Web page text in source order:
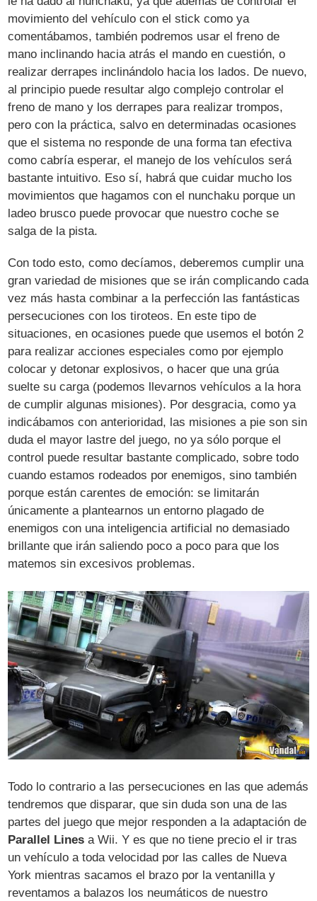
movimiento del vehículo con el stick como ya
comentábamos, también podremos usar el freno de
mano inclinando hacia atrás el mando en cuestión, o
realizar derrapes inclinándolo hacia los lados. De nuevo,
al principio puede resultar algo complejo controlar el
freno de mano y los derrapes para realizar trompos,
pero con la práctica, salvo en determinadas ocasiones
que el sistema no responde de una forma tan efectiva
como cabría esperar, el manejo de los vehículos será
bastante intuitivo. Eso sí, habrá que cuidar mucho los
movimientos que hagamos con el nunchaku porque un
ladeo brusco puede provocar que nuestro coche se
salga de la pista.
Con todo esto, como decíamos, deberemos cumplir una
gran variedad de misiones que se irán complicando cada
vez más hasta combinar a la perfección las fantásticas
persecuciones con los tiroteos. En este tipo de
situaciones, en ocasiones puede que usemos el botón 2
para realizar acciones especiales como por ejemplo
colocar y detonar explosivos, o hacer que una grúa
suelte su carga (podemos llevarnos vehículos a la hora
de cumplir algunas misiones). Por desgracia, como ya
indicábamos con anterioridad, las misiones a pie son sin
duda el mayor lastre del juego, no ya sólo porque el
control puede resultar bastante complicado, sobre todo
cuando estamos rodeados por enemigos, sino también
porque están carentes de emoción: se limitarán
únicamente a plantearnos un entorno plagado de
enemigos con una inteligencia artificial no demasiado
brillante que irán saliendo poco a poco para que los
matemos sin excesivos problemas.
Todo lo contrario a las persecuciones en las que además
tendremos que disparar, que sin duda son una de las
partes del juego que mejor responden a la adaptación de
Parallel Lines a Wii. Y es que no tiene precio el ir tras
un vehículo a toda velocidad por las calles de Nueva
York mientras sacamos el brazo por la ventanilla y
reventamos a balazos los neumáticos de nuestro